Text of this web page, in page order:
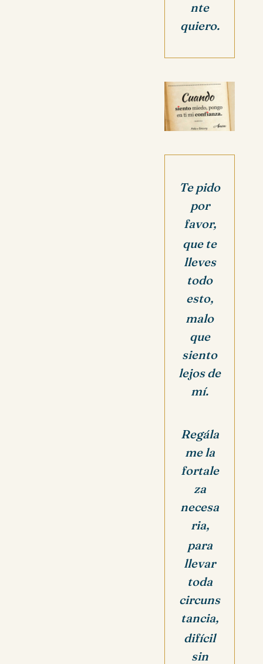
nte
quiero.
Te pido
por
favor,
que te
lleves
todo
esto,
malo
que
siento
lejos de
mí.
Regála
me la
fortale
za
necesa
ria,
para
llevar
toda
circuns
tancia,
difícil
sin